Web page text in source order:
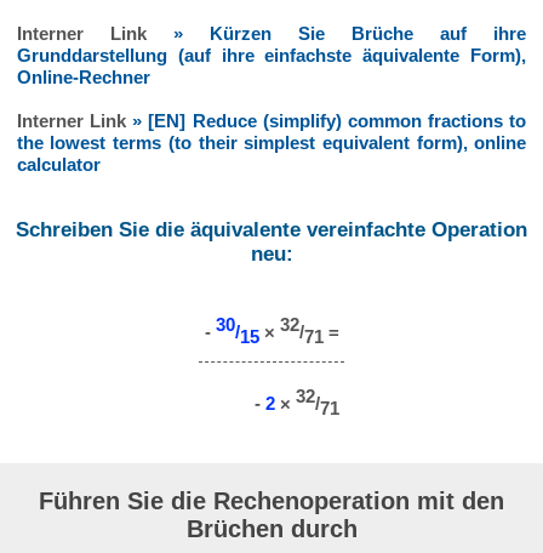
Interner Link » Kürzen Sie Brüche auf ihre
Grunddarstellung (auf ihre einfachste äquivalente Form),
Online-Rechner
Interner Link» [EN] Reduce (simplify) common fractions to
the lowest terms (to their simplest equivalent form), online
calculator
Schreiben Sie die äquivalente vereinfachte Operation
neu:
- 30/15× 32/71 =
- 2× 32/71
Führen Sie die Rechenoperation mit den
Brüchen durch